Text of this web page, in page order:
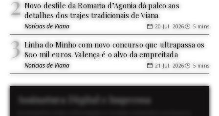
Novo desfile da Romaria d’Agonia dá palco aos
detalhes dos trajes tradicionais de Viana
Notícias de Viana 20 Jul. 2026 5 mins
Linha do Minho com novo concurso que ultrapassa os
800 mil euros. Valença é o alvo da empreitada
Notícias de Viana 21 Jul. 2026 5 mins
Assinatura Digital e Impressa